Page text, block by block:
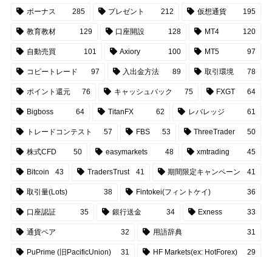
ボーナス 285 プレゼント 212 仮想通貨 195
教育教材 129 口座開設 128 MT4 120
自動売買 101 Axiory 100 MT5 97
コピートレード 97 入出金方法 89 取引環境 78
ポイント還元 76 キャッシュバック 75 FXGT 64
Bigboss 64 TitanFX 62 レバレッジ 61
トレードコンテスト 57 FBS 53 ThreeTrader 50
株式CFD 50 easymarkets 48 xmtrading 45
Bitcoin 43 TradersTrust 41 期間限定キャンペーン 41
取引量(Lots) 38 Fintokei(フィントケイ) 36
口座認証 35 銀行送金 34 Exness 33
通貨ペア 32 用語辞典 31
PuPrime (旧PacificUnion) 31 HF Markets(ex: HotForex) 29